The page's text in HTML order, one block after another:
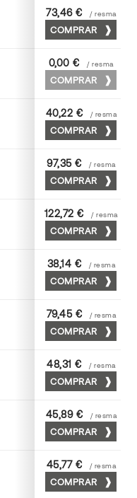
65 x 90
73,46 € / resma
COMPRAR
72 x 102
0,00 € / resma
COMPRAR
45 x 64
40,22 € / resma
COMPRAR
63 x 88
97,35 € / resma
COMPRAR
70 x 100
122,72 € / resma
COMPRAR
45 x 64
38,14 € / resma
COMPRAR
63 x 88
79,45 € / resma
COMPRAR
52 x 70
48,31 € / resma
COMPRAR
52 x 70
45,89 € / resma
COMPRAR
45 x 64
45,77 € / resma
COMPRAR